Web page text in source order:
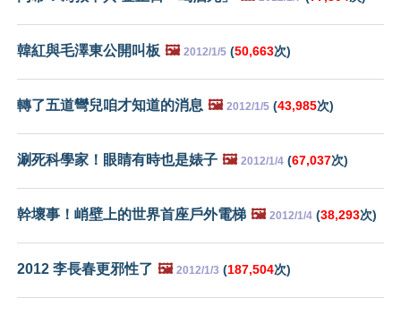
韓紅與毛澤東公開叫板 🖼️ 2012/1/5 (50,663次)
轉了五道彎兒咱才知道的消息 🖼️ 2012/1/5 (43,985次)
涮死科學家！眼睛有時也是婊子 🖼️ 2012/1/4 (67,037次)
幹壞事！峭壁上的世界首座戶外電梯 🖼️ 2012/1/4 (38,293次)
2012 李長春更邪性了 🖼️ 2012/1/3 (187,504次)